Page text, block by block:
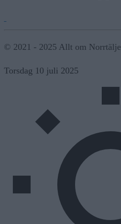
© 2021 - 2025 Allt om Norrtälje
Torsdag 10 juli 2025